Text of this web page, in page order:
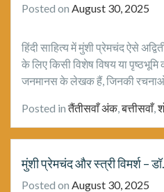
Posted on August 30, 2025
हिंदी साहित्य में मुंशी प्रेमचंद ऐसे
के लिए किसी विशेष विषय या
जनमानस के लेखक हैं, जिनकी
Posted inतैंतीसवाँ अंक,बत्तीसवाँ,
मुंशी प्रेमचंद और स्त्री विमर्श –
Posted on August 30, 2025